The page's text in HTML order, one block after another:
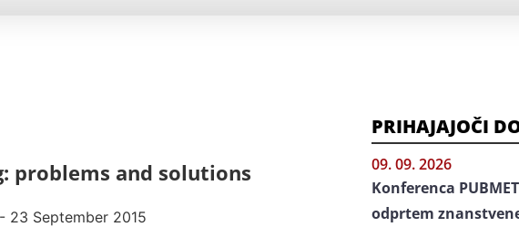
problems and solutions
23 September 2015
PRIHAJAJOČI
09. 09. 2026
Konferenca
odprtem